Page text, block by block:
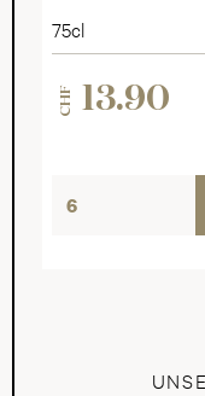
75cl
CHF 13.90